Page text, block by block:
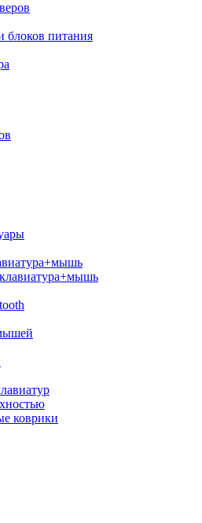
блоков питания
коврики